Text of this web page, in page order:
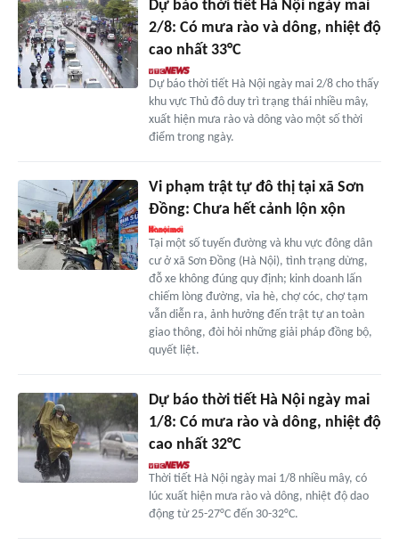
Dự báo thời tiết Hà Nội ngày mai
2/8: Có mưa rào và dông, nhiệt độ
cao nhất 33°C
Dự báo thời tiết Hà Nội ngày mai 2/8 cho thấy
khu vực Thủ đô duy trì trạng thái nhiều mây,
xuất hiện mưa rào và dông vào một số thời
điểm trong ngày.
Vi phạm trật tự đô thị tại xã Sơn
Đồng: Chưa hết cảnh lộn xộn
Tại một số tuyến đường và khu vực đông dân
cư ở xã Sơn Đồng (Hà Nội), tình trạng dừng,
đỗ xe không đúng quy định; kinh doanh lấn
chiếm lòng đường, vỉa hè, chợ cóc, chợ tạm
vẫn diễn ra, ảnh hưởng đến trật tự an toàn
giao thông, đòi hỏi những giải pháp đồng bộ,
quyết liệt.
Dự báo thời tiết Hà Nội ngày mai
1/8: Có mưa rào và dông, nhiệt độ
cao nhất 32°C
Thời tiết Hà Nội ngày mai 1/8 nhiều mây, có
lúc xuất hiện mưa rào và dông, nhiệt độ dao
động từ 25-27°C đến 30-32°C.